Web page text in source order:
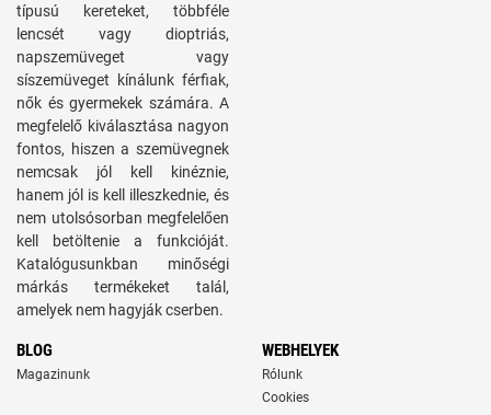
típusú kereteket, többféle
lencsét vagy dioptriás,
napszemüveget vagy
síszemüveget kínálunk férfiak,
nők és gyermekek számára. A
megfelelő kiválasztása nagyon
fontos, hiszen a szemüvegnek
nemcsak jól kell kinéznie,
hanem jól is kell illeszkednie, és
nem utolsósorban megfelelően
kell betöltenie a funkcióját.
Katalógusunkban minőségi
márkás termékeket talál,
amelyek nem hagyják cserben.
BLOG
Magazinunk
WEBHELYEK
Rólunk
Cookies